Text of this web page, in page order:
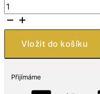
Stribrna-
medaile-
k-
zavedeni-
meny
množství
Vložit do košíku
Přijímáme